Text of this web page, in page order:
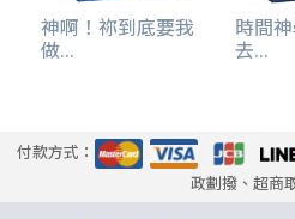
神啊！祢到底要我
做...
時間
去...
付款方式：
政劃撥、超商